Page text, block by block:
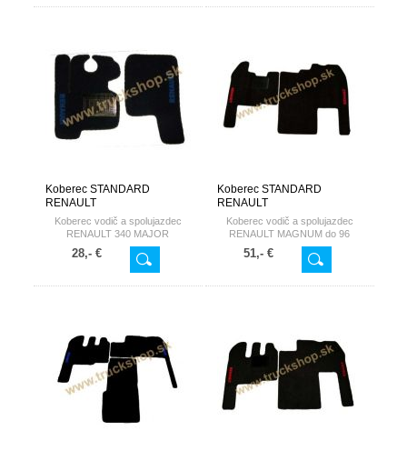
Koberec STANDARD
RENAULT
Koberec vodič a spolujazdec
RENAULT 340 MAJOR
28,- €
Koberec STANDARD
RENAULT
Koberec vodič a spolujazdec
RENAULT MAGNUM do 96
51,- €